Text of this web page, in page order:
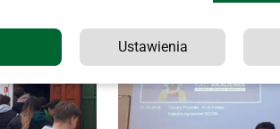
Ustawienia